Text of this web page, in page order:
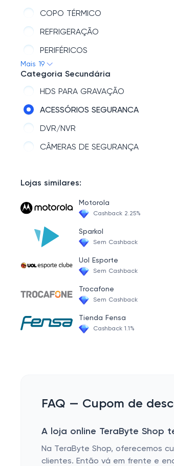
COPO TÉRMICO
REFRIGERAÇÃO
PERIFÉRICOS
AIR FRYER
HARDWARE
MONITORES GAMER
REDE E INTERNET
CADEIRA
KIT UPGRADE
VIDEO GAMES
CABOS E ACESSÓRIOS
MESA GAMER EM PROMOÇÃO
Mais 19
Categoria Secundária
HDS PARA GRAVAÇÃO
ACESSÓRIOS SEGURANCA
DVR/NVR
CÂMERAS DE SEGURANÇA
Lojas similares:
Motorola
Cashback 2.25%
Sparkol
Sem Cashback
Uol Esporte
Sem Cashback
Trocafone
Sem Cashback
Tienda Fensa
Cashback 1.1%
FAQ — Cupom de
A loja online TeraByte Shop
Na TeraByte Shop, oferecemos
clientes. Então vá em frente e